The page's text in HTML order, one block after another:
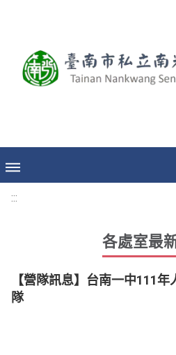
:::
各處室最
【營隊訊息】台南一中111
隊